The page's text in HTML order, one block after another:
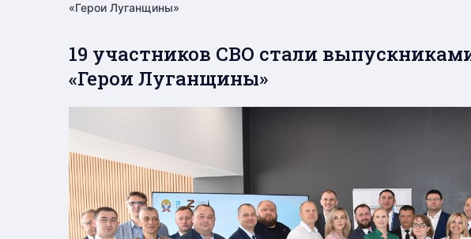
«Герои Луганщины»
19 участников СВО стали
«Герои Луганщины»